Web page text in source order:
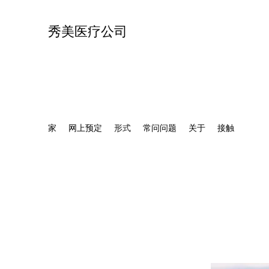
秀美医疗公司
家 网上预定 形式 常问问题 关于 接触